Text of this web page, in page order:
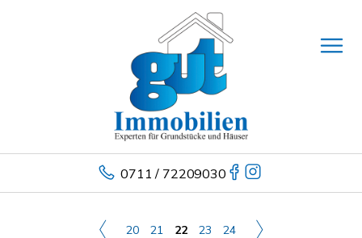
0711 / 72209030
20 21 22 23 24